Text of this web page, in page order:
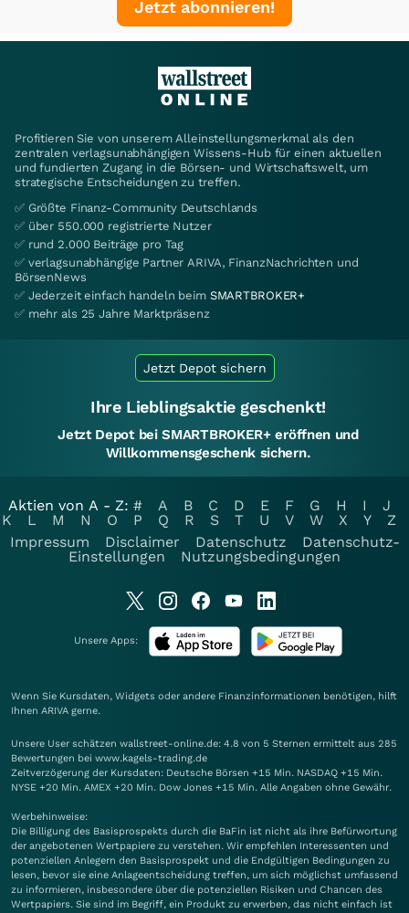
Jetzt abonnieren!
Profitieren Sie von unserem Alleinstellungsmerkmal als den
zentralen verlagsunabhängigen Wissens-Hub für einen aktuellen
und fundierten Zugang in die Börsen- und Wirtschaftswelt, um
strategische Entscheidungen zu treffen.
✅ Größte Finanz-Community Deutschlands
✅ über 550.000 registrierte Nutzer
✅ rund 2.000 Beiträge pro Tag
✅ verlagsunabhängige Partner ARIVA, FinanzNachrichten und
BörsenNews
✅ Jederzeit einfach handeln beim SMARTBROKER+
✅ mehr als 25 Jahre Marktpräsenz
Jetzt Depot sichern
Ihre Lieblingsaktie geschenkt!
Jetzt Depot bei SMARTBROKER+ eröffnen und
Willkommensgeschenk sichern.
Aktien von A - Z: # A B C D E F G H I
J
K
L M N O P Q R S T U V W X Y
Z
Impressum
Disclaimer Datenschutz
Datenschutz-
Einstellungen
Nutzungsbedingungen
Unsere Apps:
Wenn Sie Kursdaten, Widgets oder andere Finanzinformationen benötigen, hilft
Ihnen ARIVA gerne.
Unsere User schätzen wallstreet-online.de: 4.8 von 5 Sternen ermittelt aus 285
Bewertungen bei www.kagels-trading.de
Zeitverzögerung der Kursdaten: Deutsche Börsen +15 Min. NASDAQ +15 Min.
NYSE +20 Min. AMEX +20 Min. Dow Jones +15 Min. Alle Angaben ohne Gewähr.
Werbehinweise:
Die Billigung des Basisprospekts durch die BaFin ist nicht als ihre Befürwortung
der angebotenen Wertpapiere zu verstehen. Wir empfehlen Interessenten und
potenziellen Anlegern den Basisprospekt und die Endgültigen Bedingungen zu
lesen, bevor sie eine Anlageentscheidung treffen, um sich möglichst umfassend
zu informieren, insbesondere über die potenziellen Risiken und Chancen des
Wertpapiers. Sie sind im Begriff, ein Produkt zu erwerben, das nicht einfach ist